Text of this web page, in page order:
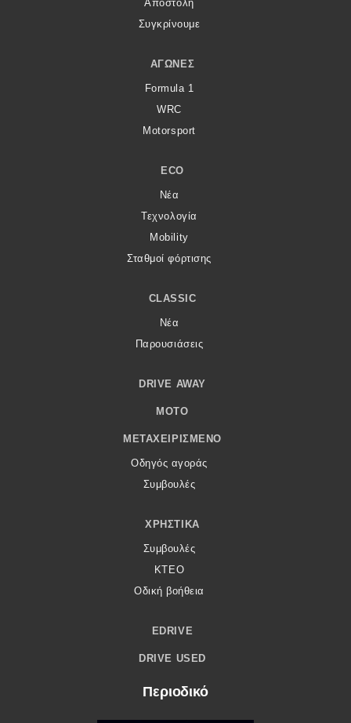
Αποστολή
Συγκρίνουμε
ΑΓΏΝΕΣ
Formula 1
WRC
Motorsport
ECO
Νέα
Τεχνολογία
Mobility
Σταθμοί φόρτισης
CLASSIC
Νέα
Παρουσιάσεις
DRIVE AWAY
MOTO
ΜΕΤΑΧΕΙΡΙΣΜΈΝΟ
Οδηγός αγοράς
Συμβουλές
ΧΡΗΣΤΙΚΆ
Συμβουλές
ΚΤΕΟ
Οδική βοήθεια
EDRIVE
DRIVE USED
Περιοδικό